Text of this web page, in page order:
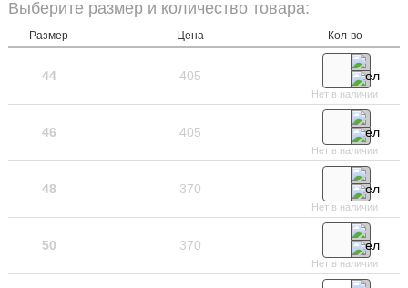
Выберите размер и количество товара:
Размер Цена Кол-во
44 405
Нет в наличии
46 405
Нет в наличии
48 370
Нет в наличии
50 370
Нет в наличии